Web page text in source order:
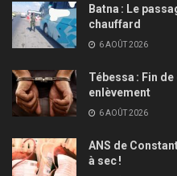
Batna : Le
chauffard
6 AOÛT 2026
Tébessa : Fin
enlèvement
6 AOÛT 2026
ANS de
à sec !